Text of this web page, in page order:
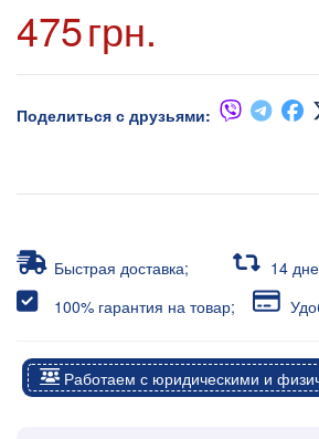
475грн.
Поделиться с друзьями:
Быстрая доставка;
14
100% гарантия на товар;
Работаем с юридическими и